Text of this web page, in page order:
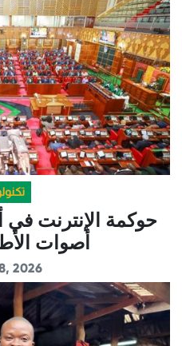
حوكمة الإنترنت في
أصوات
2026